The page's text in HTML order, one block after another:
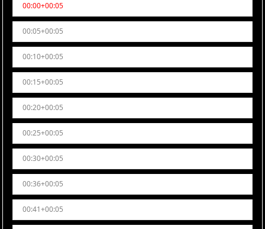
00:00+00:05
00:05+00:05
00:10+00:05
00:15+00:05
00:20+00:05
00:25+00:05
00:30+00:05
00:36+00:05
00:41+00:05